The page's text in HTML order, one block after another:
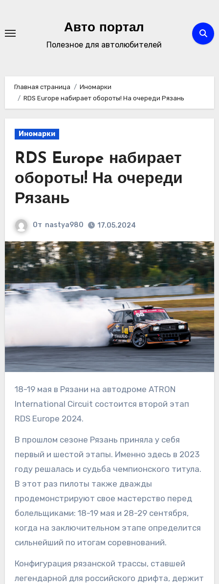
содержимому
Авто портал
Полезное для автолюбителей
Главная страница
Иномарки
RDS Europe набирает обороты! На очереди Рязань
Иномарки
RDS Europe набирает
обороты! На очереди
Рязань
От nastya980 17.05.2024
18-19 мая в Рязани на автодроме ATRON
International Circuit состоится второй этап
RDS Europe 2024.
В прошлом сезоне Рязань приняла у себя
первый и шестой этапы. Именно здесь в 2023
году решалась и судьба чемпионского титула.
В этот раз пилоты также дважды
продемонстрируют свое мастерство перед
болельщиками: 18-19 мая и 28-29 сентября,
когда на заключительном этапе определится
сильнейший по итогам соревнований.
Конфигурация рязанской трассы, ставшей
легендарной для российского дрифта, держит